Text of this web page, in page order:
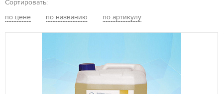
Сортировать:
по цене
по названию по артикулу